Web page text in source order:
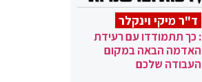
ד"ר מיקי וינקלר
: כך תתמודדו עם רעידת
האדמה הבאה במקום
העבודה שלכם